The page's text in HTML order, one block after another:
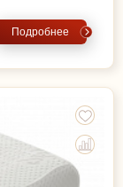
Подробнее